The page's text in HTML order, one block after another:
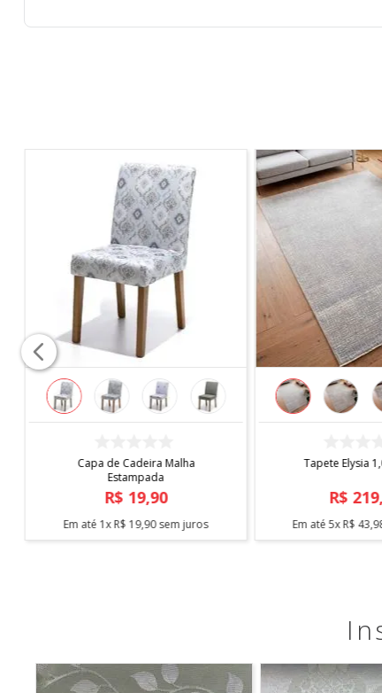
Capa de Cadeira Malha
Estampada
R$ 19,90
Em até 1xR$ 19,90sem juros
Tapete Elysia
R$ 219,
Em até5xR$ 43,